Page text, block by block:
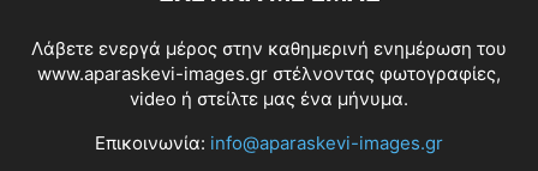
Λάβετε ενεργά μέρος στην καθημερινή ενημέρωση του
www.aparaskevi-images.gr στέλνοντας φωτογραφίες,
video ή στείλτε μας ένα μήνυμα.
Επικοινωνία: info@aparaskevi-images.gr